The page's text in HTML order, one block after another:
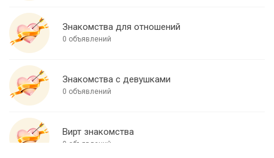
Знакомства для отношений
0 объявлений
Знакомства с девушками
0 объявлений
Вирт знакомства
0 объявлений